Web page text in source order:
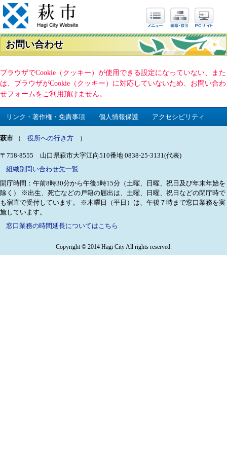
お問い合わせ
ブラウザでCookie（クッキー）が使用できる設定になっていない、また
は、ブラウザがCookie（クッキー）に対応していないため、お問い合わ
せフォームをご利用頂けません。
リンク・著作権・免責事項 個人情報保護 アクセシビリティ
萩市 （ 役所への行き方 ）
〒758-8555 山口県萩市大字江向510番地 0838-25-3131(代表)
組織別問い合わせ先一覧
開庁時間：午前8時30分から午後5時15分（土曜、日曜、祝日及び年末年始を
除く）
※出生、死亡などの戸籍の届出は、土曜、日曜、祝日などの閉庁時で
も宿直で受付しています。
※木曜日（平日）は、午後７時まで窓口業務を実
施しています。
窓口業務の時間延長についてはこちら
Copyright © 2014 Hagi City All rights reserved.